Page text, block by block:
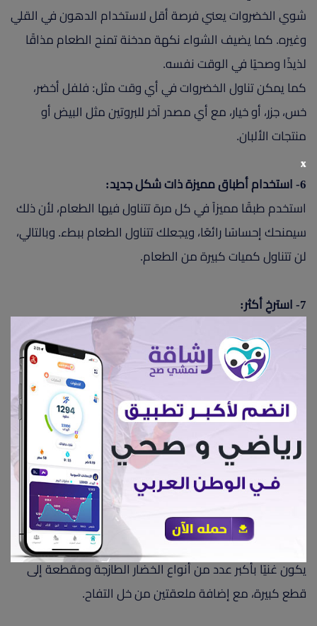
شوي الخضروات يعني فرصة أقل لاستخدام الدهون في القلي
وغيره. كما يضيف الشواء نكهة مدخنة تمنح الطعام مذاقًا
لذيذًا وصحيًا في الوقت نفسه.
كما يمكن تناول الخضروات في أي وقت مثل: فلفل أخضر،
خس، جزر، أو خيار، مع أي مصدر آخر للبروتين مثل البيض أو
منتجات الألبان.
6- استخدام أطباق مميزة ذات شكل جديد:
استخدم طبقًا مميزاً في كل مرة تتناول فيها الطعام، لأن ذلك
سيمنحك إحساسًا رائعًا، ويجعلك تتناول الطعام ببطء. وبالتالي،
لن تتناول كميات كبيرة من الطعام.
7- استرخِ أكثر:
الإجهاد والتوتر المزمن من أهم أسباب زيادة الوزن، ويزيدان من
الرغبة في تناول الأطعمة غير الصحية. لهذا، احرص على
الاسترخاء قدر الإمكان عن طريق ممارسة اليوغا، مشاهدة
فيلمك المفضل، أو الخروج مع أصدقائك.
أضف بعض خيارات الطعام الصحي إلى وجباتك لتمنحك وجبة
متكاملة ومشبعة. على سبيل المثال، يمكنك وضع حفنة من
السبانخ في عجة البيض، أو إضافة شرائح الخيار والفلفل إلى
طبق الجبن. أيضًا، اتخذ طبق السلطة كصديق لك، على أن
يكون غنيًا بأكبر عدد من أنواع الخضار الطازجة ومقطعة إلى
قطع كبيرة، مع إضافة ملعقتين من خل التفاح.
x